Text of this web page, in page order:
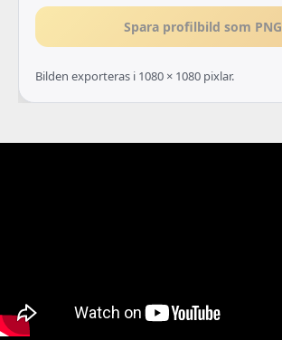
Spara profilbild som PNG
Bilden exporteras i 1080 × 1080 pixlar.